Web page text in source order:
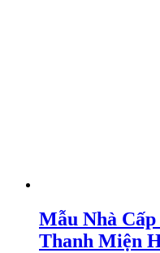
Mẫu Nhà
Thanh Miện